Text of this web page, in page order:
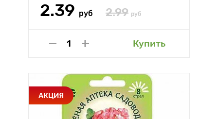
2.39 руб 2.99 руб
Купить
АКЦИЯ